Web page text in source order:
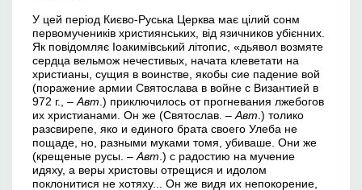
У цей період Києво-Руська Церква має цілий сонм
первомучеників християнських, від язичников убієнних.
Як повідомляє Іоакимівський літопис, «дьявол возмяте
сердца вельмож нечестивых, начата клеветати на
христианы, сущия в воинстве, якобы сие падение вой
(поражение армии Святослава в войне с Византией в
972 г., – Авт .) приключилось от прогневания лжебогов
их христианами. Он же (Святослав. – Авт .) толико
разсвирепе, яко и единого брата своего Улеба не
пощаде, но, разными муками томя, убиваше. Они же
(крещеные русы. – Авт .) с радостию на мучение
идяху, а веры христовы отрещися и идолом
поклонитися не хотяху... Он же видя их непокорение,